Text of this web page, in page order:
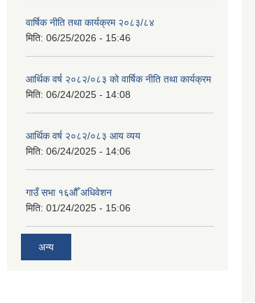
वार्षिक नीति तथा कार्यक्रम २०८३/८४
मिति: 06/25/2026 - 15:46
आर्थिक वर्ष २०८२/०८३ को वार्षिक नीति तथा कार्यक्रम
मिति: 06/24/2025 - 14:08
आर्थिक वर्ष २०८२/०८३ आय व्यय
मिति: 06/24/2025 - 14:06
गाउँ सभा १६औँ अधिवेशन
मिति: 01/24/2025 - 15:06
अन्य